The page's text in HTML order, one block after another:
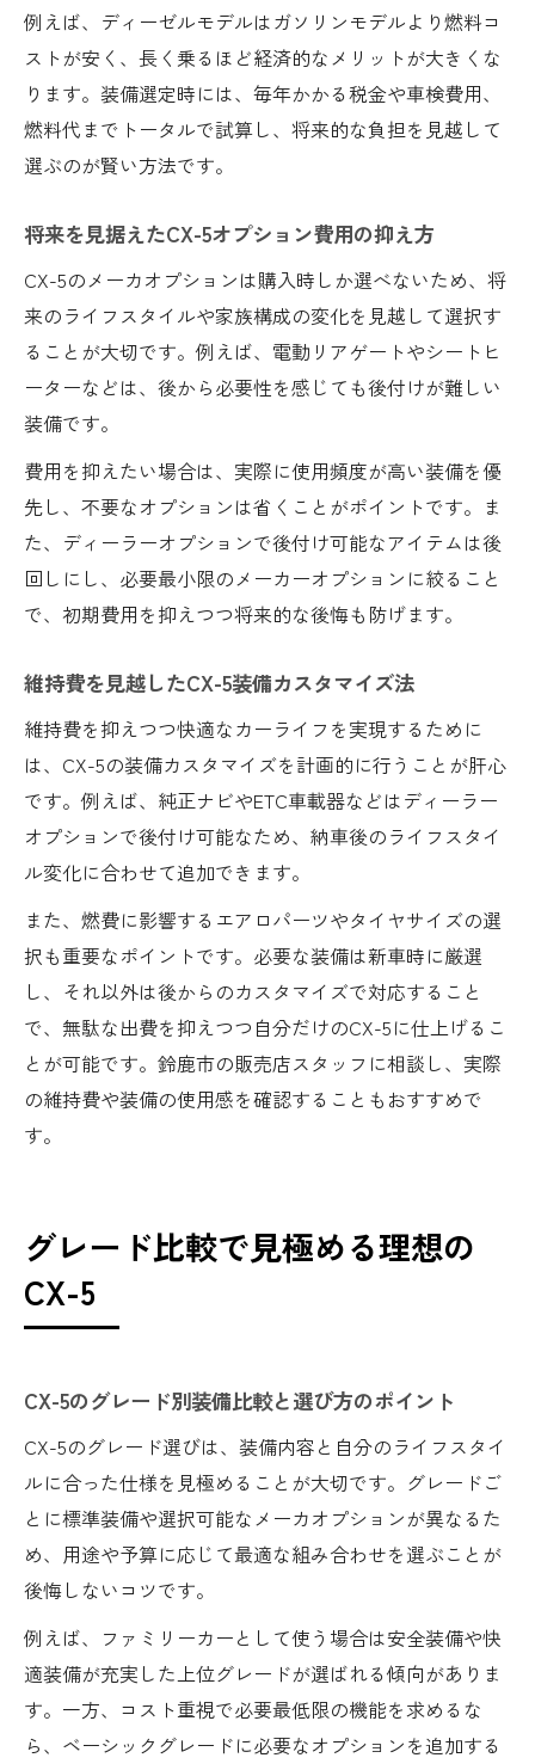
例えば、ディーゼルモデルはガソリンモデルより燃料コ
ストが安く、長く乗るほど経済的なメリットが大きくな
ります。装備選定時には、毎年かかる税金や車検費用、
燃料代までトータルで試算し、将来的な負担を見越して
選ぶのが賢い方法です。
将来を見据えたCX-5オプション費用の抑え方
CX-5のメーカオプションは購入時しか選べないため、将
来のライフスタイルや家族構成の変化を見越して選択す
ることが大切です。例えば、電動リアゲートやシートヒ
ーターなどは、後から必要性を感じても後付けが難しい
装備です。
費用を抑えたい場合は、実際に使用頻度が高い装備を優
先し、不要なオプションは省くことがポイントです。ま
た、ディーラーオプションで後付け可能なアイテムは後
回しにし、必要最小限のメーカーオプションに絞ること
で、初期費用を抑えつつ将来的な後悔も防げます。
維持費を見越したCX-5装備カスタマイズ法
維持費を抑えつつ快適なカーライフを実現するために
は、CX-5の装備カスタマイズを計画的に行うことが肝心
です。例えば、純正ナビやETC車載器などはディーラー
オプションで後付け可能なため、納車後のライフスタイ
ル変化に合わせて追加できます。
また、燃費に影響するエアロパーツやタイヤサイズの選
択も重要なポイントです。必要な装備は新車時に厳選
し、それ以外は後からのカスタマイズで対応すること
で、無駄な出費を抑えつつ自分だけのCX-5に仕上げるこ
とが可能です。鈴鹿市の販売店スタッフに相談し、実際
の維持費や装備の使用感を確認することもおすすめで
す。
グレード比較で見極める理想の
CX-5
CX-5のグレード別装備比較と選び方のポイント
CX-5のグレード選びは、装備内容と自分のライフスタイ
ルに合った仕様を見極めることが大切です。グレードご
とに標準装備や選択可能なメーカオプションが異なるた
め、用途や予算に応じて最適な組み合わせを選ぶことが
後悔しないコツです。
例えば、ファミリーカーとして使う場合は安全装備や快
適装備が充実した上位グレードが選ばれる傾向がありま
す。一方、コスト重視で必要最低限の機能を求めるな
ら、ベーシックグレードに必要なオプションを追加する